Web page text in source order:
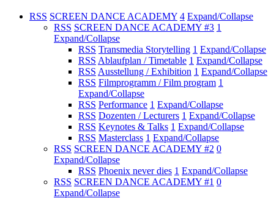
RSS SCREEN DANCE ACADEMY 4 Expand/Collapse
RSS SCREEN DANCE ACADEMY #3 1
Expand/Collapse
RSS Transmedia Storytelling 1 Expand/Collapse
RSS Ablaufplan / Timetable 1 Expand/Collapse
RSS Ausstellung / Exhibition 1 Expand/Collapse
RSS Filmprogramm / Film program 1
Expand/Collapse
RSS Performance 1 Expand/Collapse
RSS Dozenten / Lecturers 1 Expand/Collapse
RSS Keynotes & Talks 1 Expand/Collapse
RSS Masterclass 1 Expand/Collapse
RSS SCREEN DANCE ACADEMY #2 0
Expand/Collapse
RSS Phoenix never dies 1 Expand/Collapse
RSS SCREEN DANCE ACADEMY #1 0
Expand/Collapse